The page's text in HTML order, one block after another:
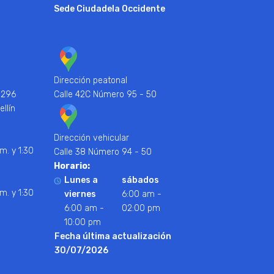
y 1:30
y 1:30
Sede Ciudadela Occidente
Dirección peatonal
Calle 42C Número 95 - 50
Dirección vehicular
Calle 38 Número 94 - 50
Horario:
Lunes a
viernes
6:00 am -
10:00 pm
sábados
6:00 am -
02:00 pm
Fecha última actualización
30/07/2026